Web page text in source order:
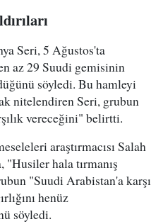
Seri, 5 Ağustos'ta
az 29 Suudi gemisinin
söyledi. Bu hamleyi
nitelendiren Seri, grubun
vereceğini" belirtti.
araştırmacısı Salah
hala tırmanış
"Suudi Arabistan'a karşı
henüz
söyledi.